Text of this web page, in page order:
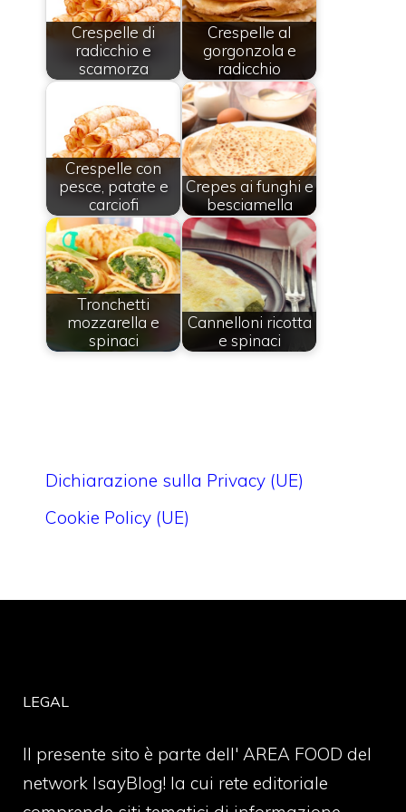
Crespelle di
radicchio e
scamorza
Crespelle al
gorgonzola e
radicchio
Crespelle con
pesce, patate e
carciofi
Crepes ai funghi e
besciamella
Tronchetti
mozzarella e
spinaci
Cannelloni ricotta
e spinaci
Dichiarazione sulla Privacy (UE)
Cookie Policy (UE)
LEGAL
Il presente sito è parte dell' AREA FOOD del
network IsayBlog! la cui rete editoriale